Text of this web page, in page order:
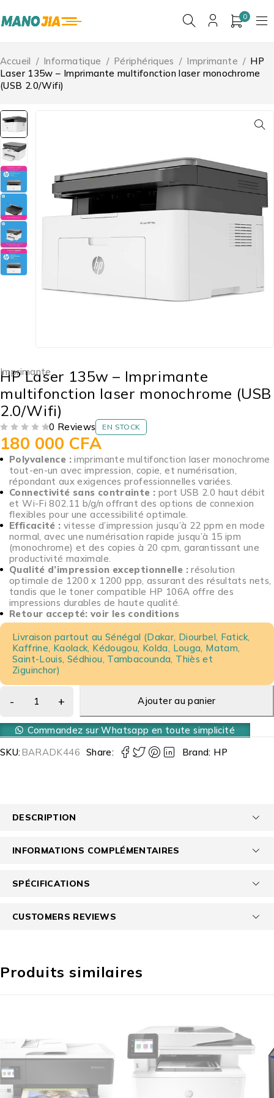
0
Accueil / Informatique / Périphériques / Imprimante / HP
Laser 135w – Imprimante multifonction laser monochrome
(USB 2.0/Wifi)
Imprimante
HP Laser 135w – Imprimante
multifonction laser monochrome (USB
2.0/Wifi)
0 Reviews EN STOCK
180 000 CFA
Polyvalence :imprimante multifonction laser monochrome
tout-en-un avec impression, copie, et numérisation,
répondant aux exigences professionnelles variées.
Connectivité sans contrainte : port USB 2.0 haut débit
et Wi-Fi 802.11 b/g/n offrant des options de connexion
flexibles pour une accessibilité optimale.
Efficacité : vitesse d’impression jusqu’à 22 ppm en mode
normal, avec une numérisation rapide jusqu’à 15 ipm
(monochrome) et des copies à 20 cpm, garantissant une
productivité maximale.
Qualité d’impression exceptionnelle :résolution
optimale de 1200 x 1200 ppp, assurant des résultats nets,
tandis que le toner compatible HP 106A offre des
impressions durables de haute qualité.
Retour accepté: voir les conditions
Livraison partout au Sénégal (Dakar, Diourbel, Fatick,
Kaffrine, Kaolack, Kédougou, Kolda, Louga, Matam,
Saint-Louis, Sédhiou, Tambacounda, Thiès et
Ziguinchor)
Ajouter au panier
Commandez sur Whatsapp en toute simplicité
SKU:BARADK446 Share: Brand: HP
DESCRIPTION
INFORMATIONS COMPLÉMENTAIRES
SPÉCIFICATIONS
CUSTOMERS REVIEWS
Produits similaires